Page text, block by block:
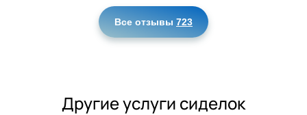
Все отзывы 723
Другие услуги сиделок